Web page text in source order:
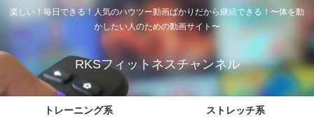
楽しい！毎日できる！人気のハウツー動画ばかりだから継続できる！〜体を動
かしたい人のための動画サイト〜
RKSフィットネスチャンネル
トレーニング系 ストレッチ系